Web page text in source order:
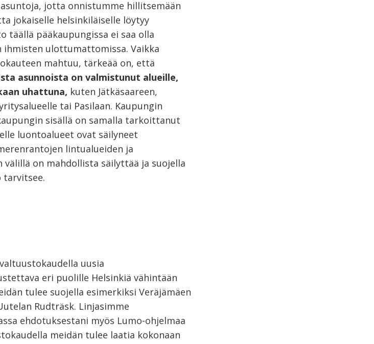
jotta onnistumme hillitsemään
jokaiselle helsinkiläiselle löytyy
täällä pääkaupungissa ei saa olla
ihmisten ulottumattomissa. Vaikka
mahtuu, tärkeää on, että
asunnoista on valmistunut alueille,
uhattuna, kuten Jätkäsaareen,
tai Pasilaan. Kaupungin
sisällä on samalla tarkoittanut
luontoalueet ovat säilyneet
lintualueiden ja
välillä on mahdollista säilyttää ja suojella
tarvitsee.
uusia
eri puolille Helsinkiä vähintään
tulee suojella esimerkiksi Veräjämäen
Rudträsk. Linjasimme
ehdotuksestani myös Lumo-ohjelmaa
meidän tulee laatia kokonaan